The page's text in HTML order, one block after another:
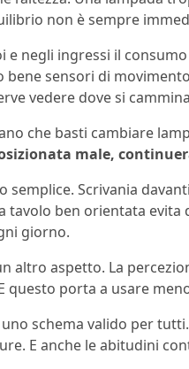
non è sempre
e negli ingressi il
bene sensori di
vedere dove si
che basti cambiare
male,
semplice. Scrivania
tavolo ben orientata evita
giorno.
altro aspetto. La
questo porta a usare
schema valido per
E anche le abitudini